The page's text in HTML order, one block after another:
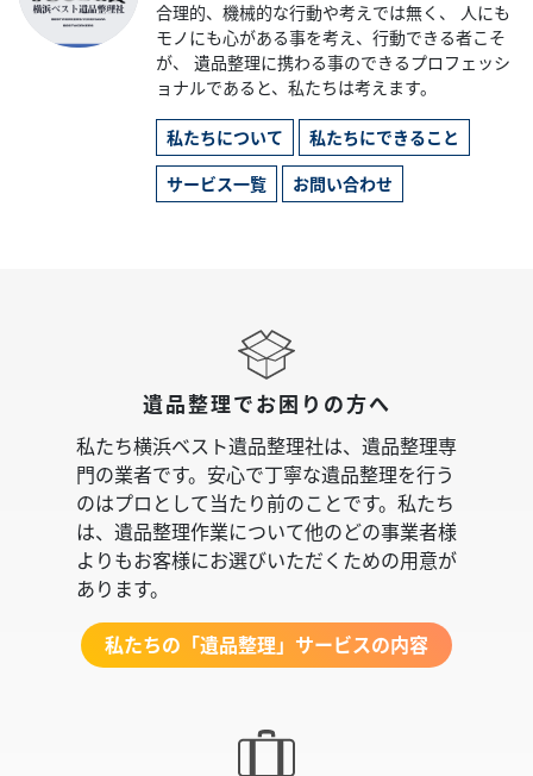
合理的、機械的な行動や考えでは無く、 人にも
モノにも心がある事を考え、行動できる者こそ
が、 遺品整理に携わる事のできるプロフェッシ
ョナルであると、私たちは考えます。
私たちについて 私たちにできること
サービス一覧 お問い合わせ
遺品整理でお困りの方へ
私たち横浜ベスト遺品整理社は、遺品整理専
門の業者です。安心で丁寧な遺品整理を行う
のはプロとして当たり前のことです。私たち
は、遺品整理作業について他のどの事業者様
よりもお客様にお選びいただくための用意が
あります。
私たちの「遺品整理」サービスの内容